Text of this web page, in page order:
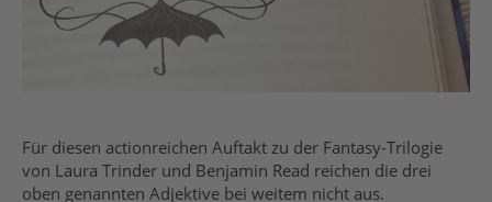
Für diesen actionreichen Auftakt zu der Fantasy-Trilogie
von Laura Trinder und Benjamin Read reichen die drei
oben genannten Adjektive bei weitem nicht aus.